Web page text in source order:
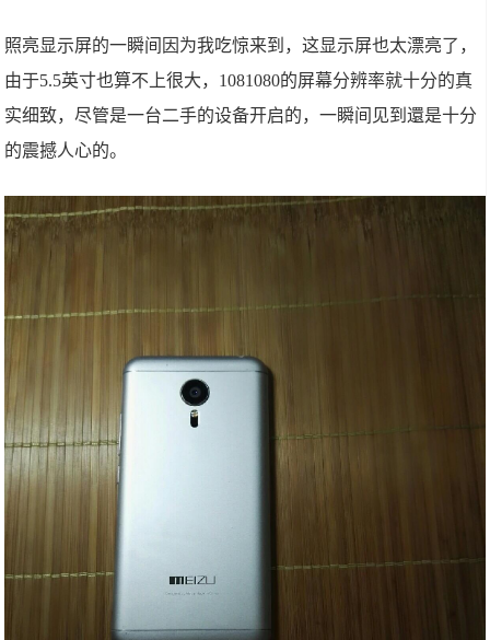
照亮显示屏的一瞬间因为我吃惊来到，这显示屏也太漂亮了，
由于5.5英寸也算不上很大，1081080的屏幕分辨率就十分的真
实细致，尽管是一台二手的设备开启的，一瞬间见到還是十分
的震撼人心的。